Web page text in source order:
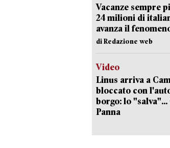
Vacanze sempre
24 milioni di
avanza il
di Redazione web
Video
Linus arriva a
bloccato con
borgo: lo
Panna